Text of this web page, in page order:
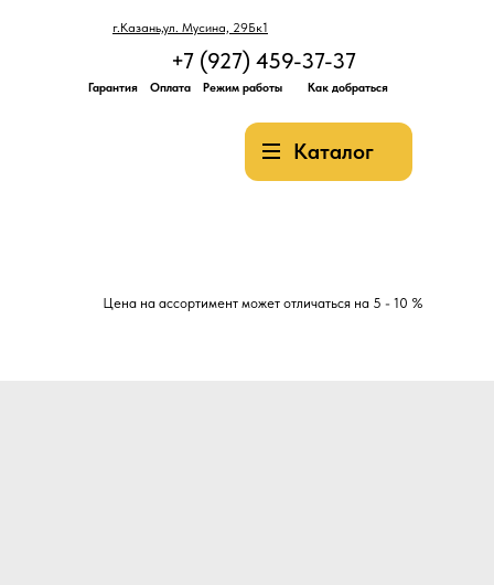
г.Казань,ул. Мусина, 29Бк1
Каталог
+7 (927) 459-37-37
Гарантия Оплата Режим работы Как добраться
Цена на ассортимент может отличаться на 5 - 10 %